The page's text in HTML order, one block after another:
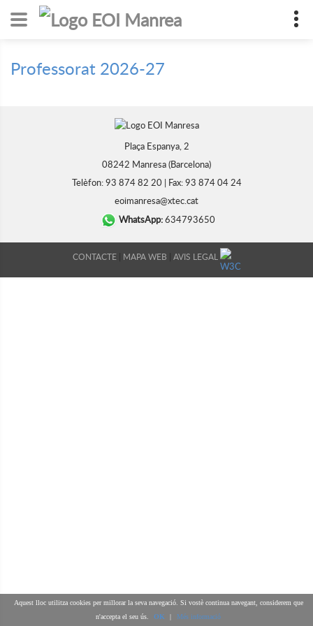
Professorat 2026-27
Plaça Espanya, 2
08242 Manresa (Barcelona)
Telèfon: 93 874 82 20 | Fax: 93 874 04 24
eoimanresa@xtec.cat
WhatsApp:634793650
CONTACTE| MAPA WEB AVIS LEGAL
Aquest lloc utilitza cookies per millorar la seva navegació. Si vostè continua navegant, considerem que
n'accepta el seu ús.
OK | Més informació